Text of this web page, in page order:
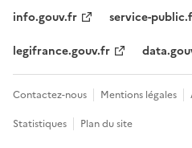
info.gouv.fr
service-
legifrance.gouv.fr
Contactez-nous Mentions légales
Statistiques
Plan du site